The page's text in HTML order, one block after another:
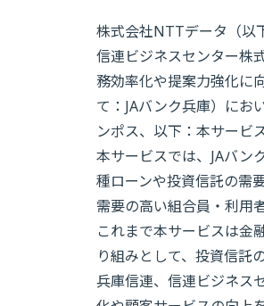
株式会社NTTデータ（以
信連ビジネスセンター株
務効率化や提案力強化に
て：JAバンク兵庫）に
ンポス、以下：本サービ
本サービスでは、JAバン
種ローンや投資信託の需
需要の高い組合員・利用
これまで本サービスは金
り組みとして、投資信託
兵庫信連、信連ビジネス